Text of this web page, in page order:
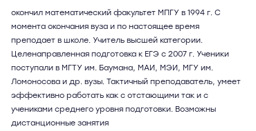
окончил математический факультет МПГУ в 1994 г. С
момента окончания вуза и по настоящее время
преподает в школе. Учитель высшей категории.
Целенаправленная подготовка к ЕГЭ с 2007 г. Ученики
поступали в МГТУ им. Баумана, МАИ, МЭИ, МГУ им.
Ломоносова и др. вузы. Тактичный преподаватель, умеет
эффективно работать как с отстающими так и с
учениками среднего уровня подготовки. Возможны
дистанционные занятия